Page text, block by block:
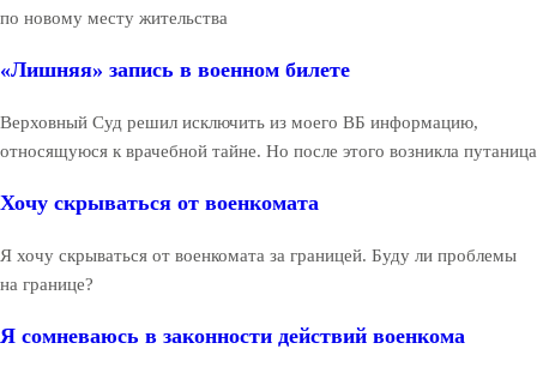
по новому месту жительства
«Лишняя» запись в военном билете
Верховный Суд решил исключить из моего ВБ информацию,
относящуюся к врачебной тайне. Но после этого возникла путаница
Хочу скрываться от военкомата
Я хочу скрываться от военкомата за границей. Буду ли проблемы
на границе?
Я сомневаюсь в законности действий военкома